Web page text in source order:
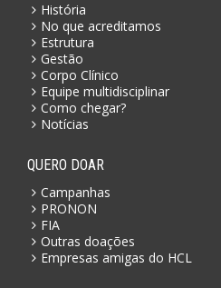
História
No que acreditamos
Estrutura
Gestão
Corpo Clínico
Equipe multidisciplinar
Como chegar?
Notícias
QUERO DOAR
Campanhas
PRONON
FIA
Outras doações
Empresas amigas do HCL